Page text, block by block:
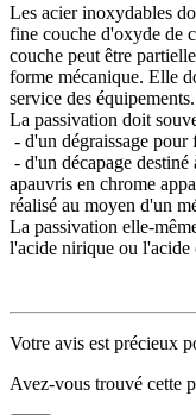
Les acier inoxydables
fine couche d'oxyde de
couche peut être
forme mécanique. Elle
service des équipements.
La passivation doit
- d'un dégraissage
- d'un décapage
apauvris en chrome
réalisé au moyen d'un
La passivation elle-
l'acide nirique ou l'acide
Votre avis est précieux
Avez-vous trouvé cette